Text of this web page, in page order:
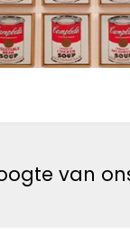
van